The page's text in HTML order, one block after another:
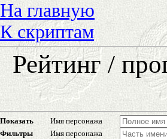
На главную
К скриптам
Рейтинг /
Показать
Имя персонажа
Фильтры
Имя персонажа